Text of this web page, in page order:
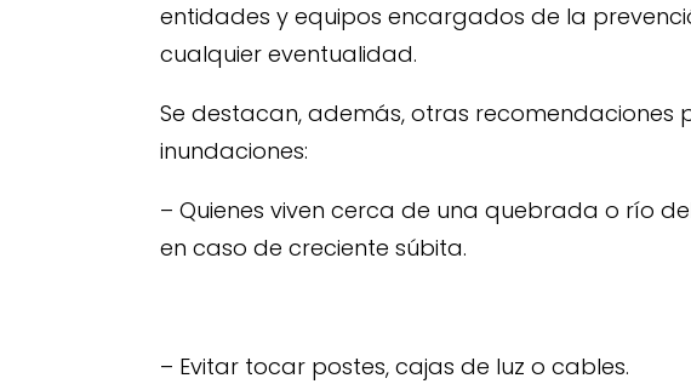
entidades y equipos encargados de la
cualquier eventualidad.
Se destacan, además, otras
inundaciones:
– Quienes viven cerca de una quebrada o río
en caso de creciente súbita.
– Evitar tocar postes, cajas de luz o cables.